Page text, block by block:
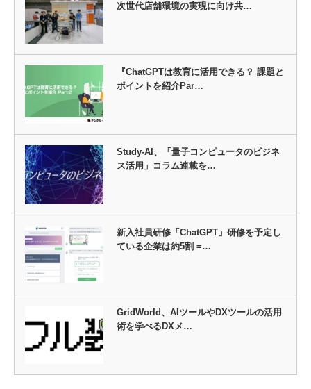
次世代店舗環境の実現に向け共…
『ChatGPTは教育に活用できる？ 課題と
ポイントを紹介Par…
Study-AI、「量子コンピュータのビジネ
ス活用」コラム連載を…
新入社員研修「ChatGPT」研修を予定し
ている企業は約5割 =…
GridWorld、AIツールやDXツールの活用
術を学べるDXメ…